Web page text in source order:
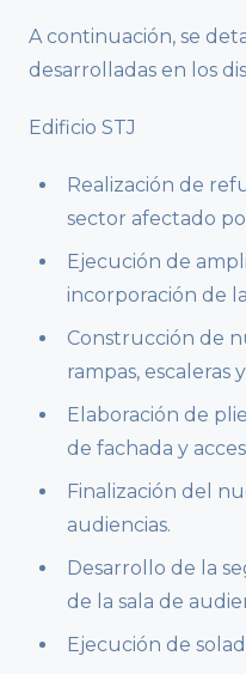
A continuación, se
desarrolladas en los
Edificio STJ
Realización de
sector afectado
Ejecución de
incorporación de
Construcción de
rampas, escaleras
Elaboración de
de fachada y
Finalización del
audiencias.
Desarrollo de la
de la sala de
Ejecución de